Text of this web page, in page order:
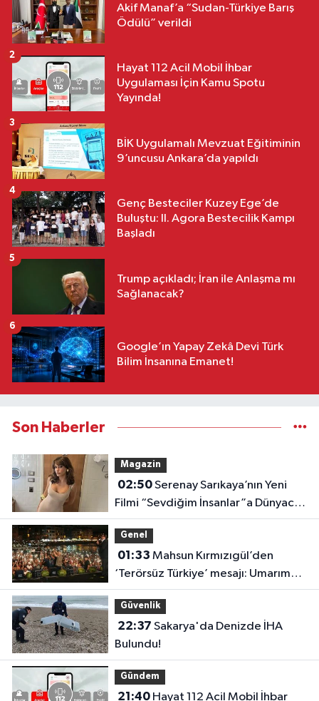
Akif Manaf’a “Sudan-Türkiye Barış
Ödülü” verildi
Hayat 112 Acil Mobil İhbar
Uygulaması İçin Kamu Spotu
Yayında!
2
BİK Uygulamalı Mevzuat Eğitiminin
9’uncusu Ankara’da yapıldı
3
Genç Besteciler Kuzey Ege’de
Buluştu: II. Agora Bestecilik Kampı
Başladı
4
Trump açıkladı; İran ile Anlaşma mı
Sağlanacak?
5
Google’ın Yapay Zekâ Devi Türk
Bilim İnsanına Emanet!
6
Son Haberler
Magazin
02:50Serenay Sarıkaya’nın Yeni
Filmi “Sevdiğim İnsanlar”a Dünyaca
Ünlü Oyuncu
Genel
01:33
‘Terörsüz Türkiye’ mesajı: Umarım
barış kalıcı olur
Güvenlik
22:37
Bulundu!
Gündem
21:40Hayat 112 Acil Mobil İhbar